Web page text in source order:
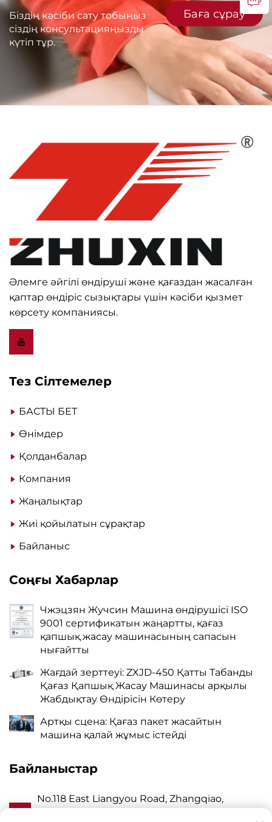
Біздің кәсіби сату тобыңыз
сіздің консультацияңызды
күтіп тұр.
Баға сұрау
Әлемге әйгілі өндіруші және қағаздан жасалған
қаптар өндіріс сызықтары үшін кәсіби қызмет
көрсету компаниясы.
Тез Сілтемелер
БАСТЫ БЕТ
Өнімдер
Қолданбалар
Компания
Жаңалықтар
Жиі қойылатын сұрақтар
Байланыс
Соңғы Хабарлар
Чжэцзян Жучсин Машина өндірушісі ISO
9001 сертификатын жаңартты, қағаз
қапшық жасау машинасының сапасын
нығайтты
Жағдай зерттеуі: ZXJD-450 Қатты Табанды
Қағаз Қапшық Жасау Машинасы арқылы
Жабдықтау Өндірісін Көтеру
Артқы сцена: Қағаз пакет жасайтын
машина қалай жұмыс істейді
Байланыстар
А
No.118 East Liangyou Road, Zhangqiao,
Wanquan Town, Pingyang, Wenzhou City,